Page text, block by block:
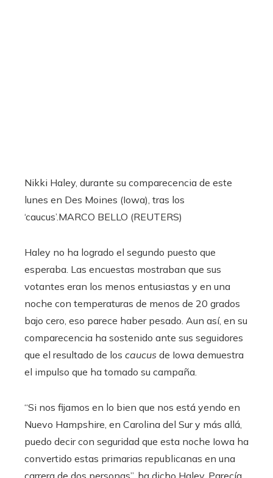
Nikki Haley, durante su comparecencia de este
lunes en Des Moines (Iowa), tras los
‘caucus’.MARCO BELLO (REUTERS)
Haley no ha logrado el segundo puesto que
esperaba. Las encuestas mostraban que sus
votantes eran los menos entusiastas y en una
noche con temperaturas de menos de 20 grados
bajo cero, eso parece haber pesado. Aun así, en su
comparecencia ha sostenido ante sus seguidores
que el resultado de los caucus de Iowa demuestra
el impulso que ha tomado su campaña.
“Si nos fijamos en lo bien que nos está yendo en
Nuevo Hampshire, en Carolina del Sur y más allá,
puedo decir con seguridad que esta noche Iowa ha
convertido estas primarias republicanas en una